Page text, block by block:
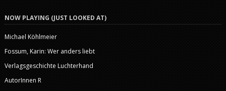
NOW PLAYING (JUST LOOKED AT)
Michael Köhlmeier
Fossum, Karin: Wer anders liebt
Verlagsgeschichte Luchterhand
AutorInnen R